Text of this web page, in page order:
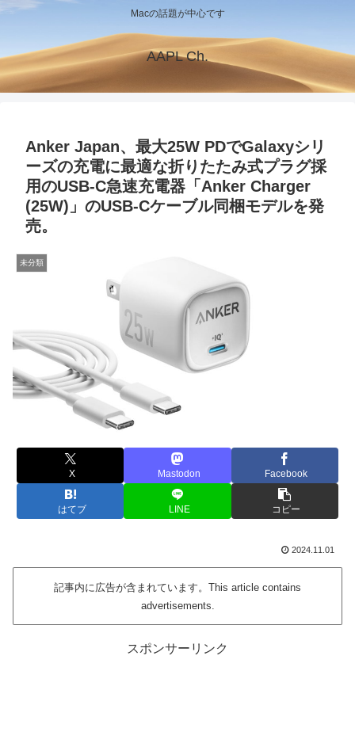
Macの話題が中心です
AAPL Ch.
Anker Japan、最大25W PDでGalaxyシリ
ーズの充電に最適な折りたたみ式プラグ採
用のUSB-C急速充電器「Anker Charger
(25W)」のUSB-Cケーブル同梱モデルを発
売。
未分類
X Mastodon Facebook
はてブ LINE コピー
2024.11.01
記事内に広告が含まれています。This article contains
advertisements.
スポンサーリンク